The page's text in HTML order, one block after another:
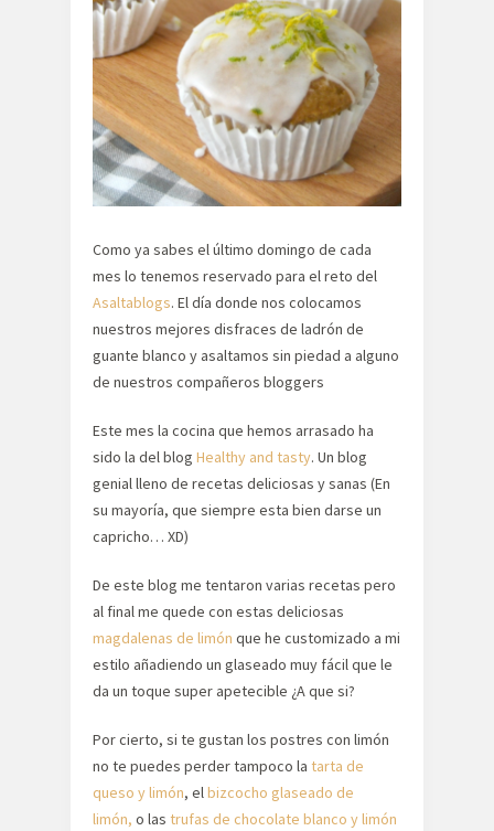
Como ya sabes el último domingo de cada
mes lo tenemos reservado para el reto del
Asaltablogs. El día donde nos colocamos
nuestros mejores disfraces de ladrón de
guante blanco y asaltamos sin piedad a alguno
de nuestros compañeros bloggers
Este mes la cocina que hemos arrasado ha
sido la del blog Healthy and tasty. Un blog
genial lleno de recetas deliciosas y sanas (En
su mayoría, que siempre esta bien darse un
capricho… XD)
De este blog me tentaron varias recetas pero
al final me quede con estas deliciosas
magdalenas de limón que he customizado a mi
estilo añadiendo un glaseado muy fácil que le
da un toque super apetecible ¿A que si?
Por cierto, si te gustan los postres con limón
no te puedes perder tampoco la tarta de
queso y limón, elbizcocho glaseado de
limón, o las trufas de chocolate blanco y limón